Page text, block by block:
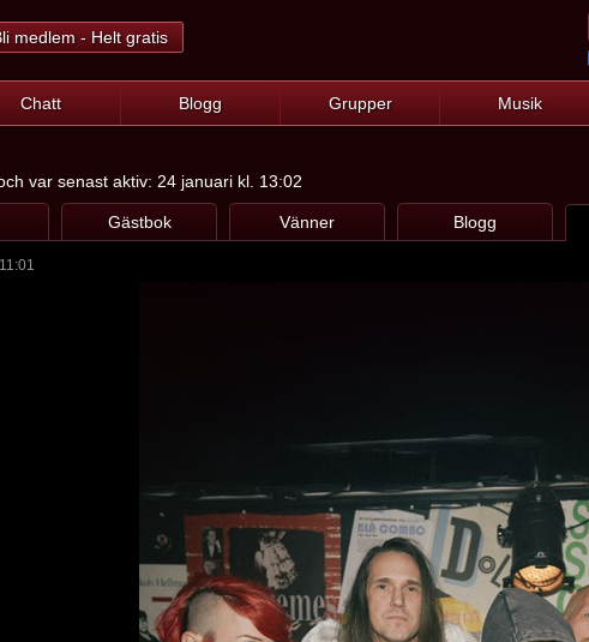
medlem - Helt gratis
Chatt Blogg Grupper Musik
var senast aktiv: 24 januari kl. 13:02
Gästbok Vänner Blogg